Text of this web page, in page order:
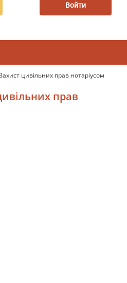
Войти
цивільних прав нотаріусом
прав